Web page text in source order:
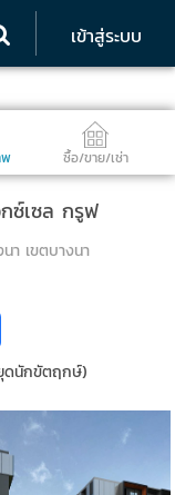
เข้าสู่ระบบ
ซื้อ/ขาย/เช่า
ซ์เซล กรูฟ
า เขตบางนา
ดนักขัตฤกษ์)